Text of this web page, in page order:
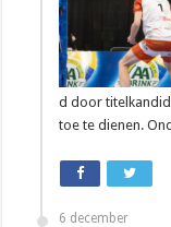
d door
toe te dienen.
6 december